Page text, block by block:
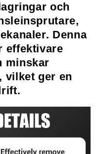
och
Denna
effektivare
minskar
vilket ger en